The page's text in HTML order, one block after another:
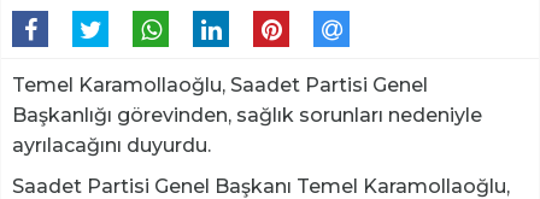
Temel Karamollaoğlu, Saadet Partisi Genel
Başkanlığı görevinden, sağlık sorunları nedeniyle
ayrılacağını duyurdu.
Saadet Partisi Genel Başkanı Temel Karamollaoğlu,